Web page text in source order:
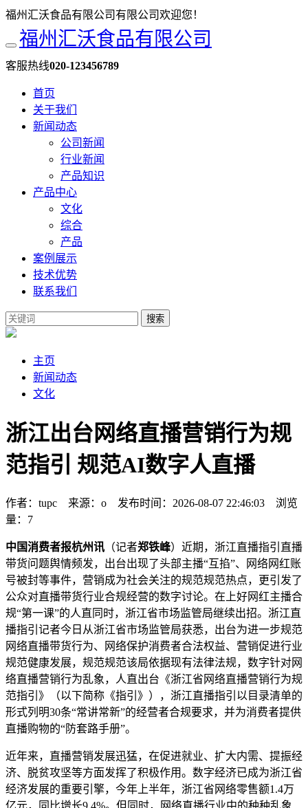
福州汇沃食品有限公司有限公司欢迎您！
福州汇沃食品有限公司
客服热线020-123456789
首页
关于我们
新闻动态
公司新闻
行业新闻
产品知识
产品中心
文化
综合
产品
案例展示
技术优势
联系我们
搜索
主页
新闻动态
文化
浙江出台网络直播营销行为规
范指引 规范AI数字人直播
作者：tupc 来源：o 发布时间：2026-08-07 22:46:03 浏览
量：7
中国消费者报杭州讯 （记者郑铁峰）近期，浙江直播指引直播
带货问题舆情频发，出台出现了头部主播“互掐”、网络网红账
号被封等事件，营销成为社会关注的规范规范热点，更引发了
公众对直播带货行业合规经营的数字讨论。在上好网红主播合
规“第一课”的人直同时，浙江省市场监管局继续出招。浙江直
播指引记者今日从浙江省市场监管局获悉，出台为进一步规范
网络直播带货行为、网络保护消费者合法权益、营销促进行业
规范健康发展，规范规范该局依据现有法律法规，数字针对网
络直播营销行为乱象，人直出台《浙江省网络直播营销行为规
范指引》（以下简称《指引》），浙江直播指引以目录清单的
形式列明30条“常讲常新”的经营者合规要求，并为消费者提供
直播购物的“防套路手册”。
近年来，直播营销发展迅猛，在促进就业、扩大内需、提振经
济、脱贫攻坚等方面发挥了积极作用。数字经济已成为浙江省
经济发展的重要引擎，今年上半年，浙江省网络零售额1.4万
亿元，同比增长9.4%。但同时，网络直播行业中的种种乱象